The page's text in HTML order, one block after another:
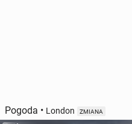
Pogoda • London ZMIANA